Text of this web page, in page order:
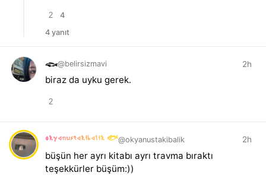
2
4
4 yanıt
𓆟@belirsizmavi 2h
biraz da uyku gerek.
2
okyanustakibalik 🐟@okyanustakibalik 2h
büşün her ayrı kitabı ayrı travma bıraktı
teşekkürler büşüm:))